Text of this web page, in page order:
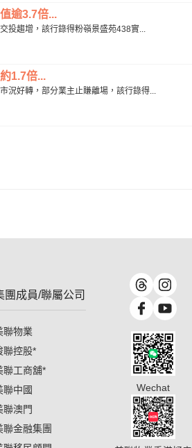
逾3.7倍...
投趨增，該行錄得粉嶺景盛苑438實...
1.7倍...
況好轉，部分業主止賺離場，該行錄得...
團成員/聯屬公司
聯物業
聯控股*
聯工商舖*
聯中國
聯澳門
聯金融集團
Wechat